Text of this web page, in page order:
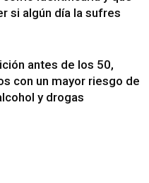
si algún día la sufres
antes de los 50,
con un mayor riesgo de
y drogas